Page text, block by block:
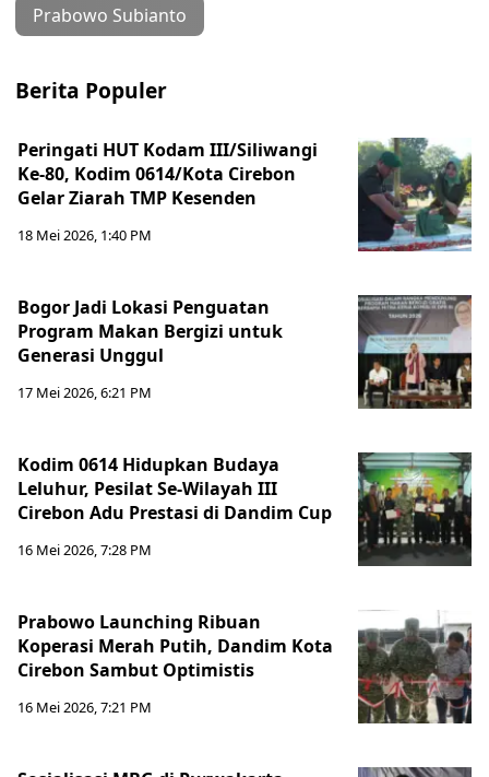
Prabowo Subianto
Berita Populer
Peringati HUT Kodam III/Siliwangi
Ke-80, Kodim 0614/Kota Cirebon
Gelar Ziarah TMP Kesenden
18 Mei 2026, 1:40 PM
Bogor Jadi Lokasi Penguatan
Program Makan Bergizi untuk
Generasi Unggul
17 Mei 2026, 6:21 PM
Kodim 0614 Hidupkan Budaya
Leluhur, Pesilat Se-Wilayah III
Cirebon Adu Prestasi di Dandim Cup
16 Mei 2026, 7:28 PM
Prabowo Launching Ribuan
Koperasi Merah Putih, Dandim Kota
Cirebon Sambut Optimistis
16 Mei 2026, 7:21 PM